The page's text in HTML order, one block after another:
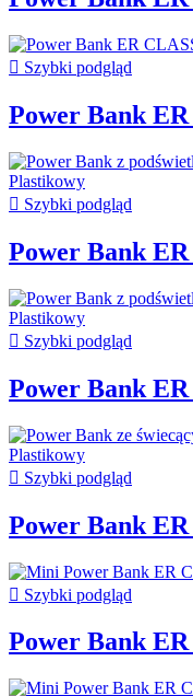
 Szybki podgląd
Power Bank
 Szybki podgląd
Power Bank
 Szybki podgląd
Power Bank
 Szybki podgląd
Power Bank
 Szybki podgląd
Power Bank